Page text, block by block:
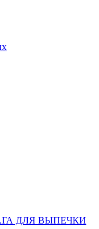
ДЛЯ ВЫПЕЧКИ